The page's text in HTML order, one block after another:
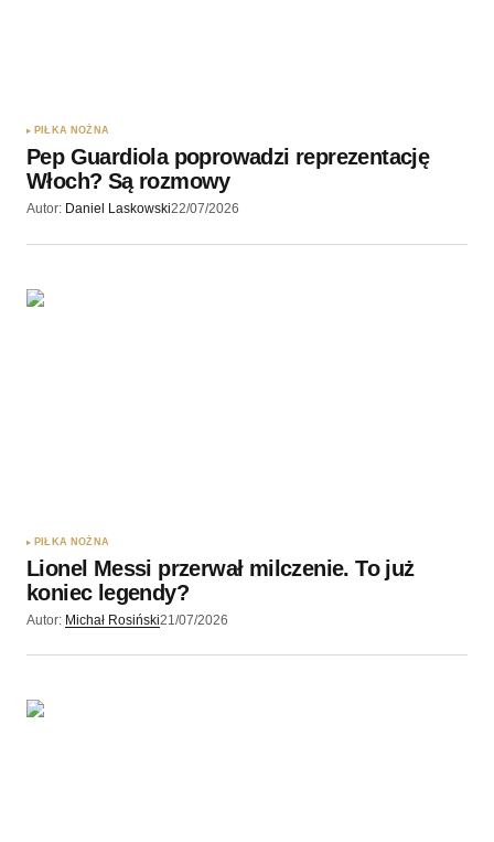
PIŁKA NOŻNA
Pep Guardiola poprowadzi reprezentację
Włoch? Są rozmowy
Autor: Daniel Laskowski22/07/2026
PIŁKA NOŻNA
Lionel Messi przerwał milczenie. To już
koniec legendy?
Autor: Michał Rosiński21/07/2026